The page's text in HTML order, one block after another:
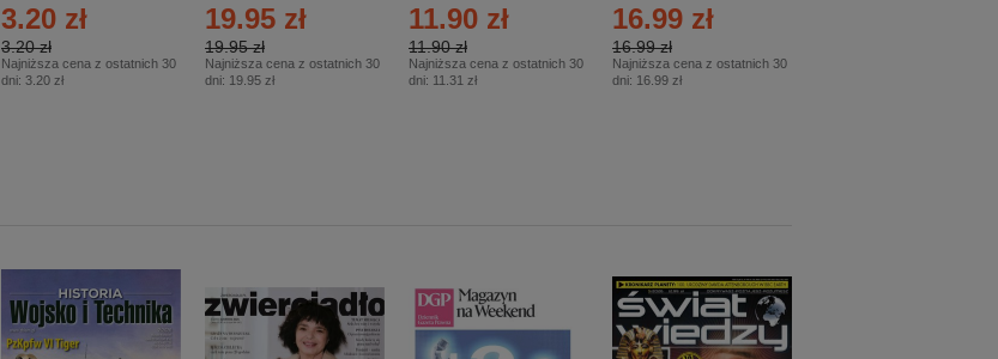
3.20 zł
3.20 zł
Najniższa cena z ostatnich 30
dni: 3.20 zł
19.95 zł
19.95 zł
Najniższa cena z ostatnich 30
dni: 19.95 zł
11.90 zł
11.90 zł
Najniższa cena z ostatnich 30
dni: 11.31 zł
16.99 zł
16.99 zł
Najniższa cena z ostatnich 30
dni: 16.99 zł